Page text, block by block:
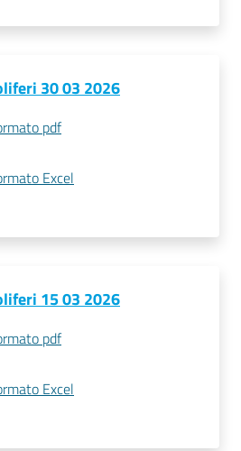
30 03 2026
pdf
Excel
15 03 2026
pdf
Excel